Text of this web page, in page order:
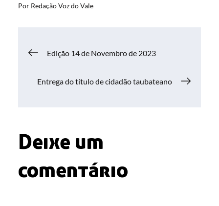
Por Redação Voz do Vale
Navegação
de
Edição 14 de Novembro de 2023
Entrega do título de cidadão taubateano
Deixe um
comentário